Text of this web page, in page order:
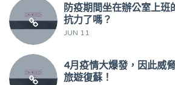
防疫期間坐在辦公室上班
抗力了嗎？
JUN 11
4月疫情大爆發，因此威
旅遊復蘇！